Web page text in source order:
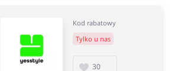
Kod rabatowy
Tylko u nas
30